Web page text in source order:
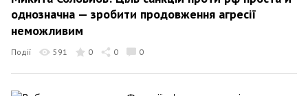
однозначна — зробити продовження агресії
неможливим
Події 591 0 0 0